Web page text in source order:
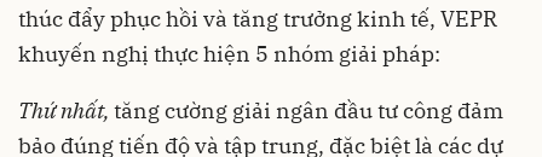
thúc đẩy phục hồi và tăng trưởng kinh tế, VEPR
khuyến nghị thực hiện 5 nhóm giải pháp:
Thứ nhất, tăng cường giải ngân đầu tư công đảm
bảo đúng tiến độ và tập trung, đặc biệt là các dự